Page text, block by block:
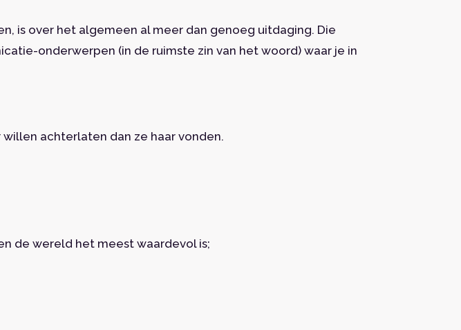
is over het algemeen al meer dan genoeg uitdaging. Die
onderwerpen (in de ruimste zin van het woord) waar je in
achterlaten dan ze haar vonden.
de wereld het meest waardevol is;